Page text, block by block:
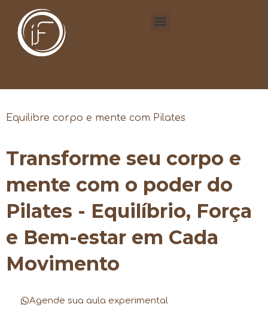
Equilibre corpo e mente com Pilates
Transforme seu corpo e
mente com o poder do
Pilates - Equilíbrio, Força
e Bem-estar em Cada
Movimento
Agende sua aula experimental